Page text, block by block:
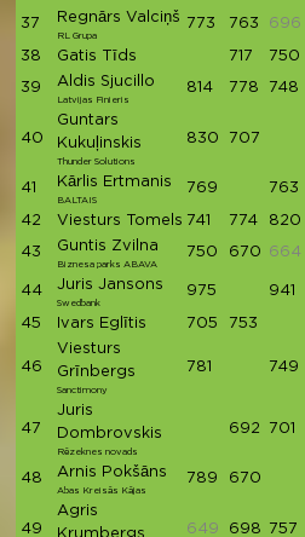
37 Regnārs Valciņš
RL Grupa
773 763 696
38 Gatis Tīds 717 750
39 Aldis Sjucillo
Latvijas Finieris
814 778 748
40
Guntars
Kukuļinskis
Thunder Solutions
830 707
41 Kārlis Ertmanis
BALTAIS
769 763
42 Viesturs Tomels 741 774 820
43 Guntis Zvilna
Biznesa parks ABAVA
750 670 664
44 Juris Jansons
Swedbank
975 941
45 Ivars Eglītis 705 753
46
Viesturs
Grīnbergs
Sanctimony
781 749
47
Juris
Dombrovskis
Rēzeknes novads
692 701
48 Arnis Pokšāns
Abas Kreisās Kājas
789 670
49
Agris
Krumbergs
649 698 757